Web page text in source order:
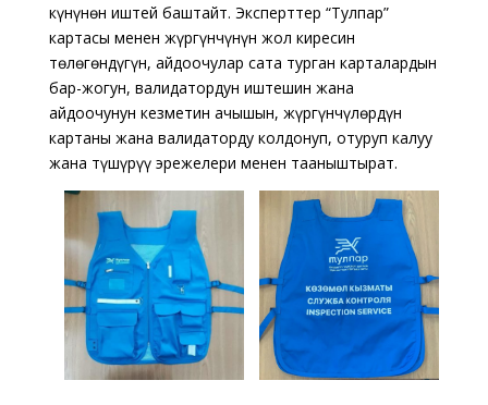
күнүнөн иштей баштайт. Эксперттер “Тулпар”
картасы менен жүргүнчүнүн жол киресин
төлөгөндүгүн, айдоочулар сата турган карталардын
бар-жогун, валидатордун иштешин жана
айдоочунун кезметин ачышын, жүргүнчүлөрдүн
картаны жана валидаторду колдонуп, отуруп калуу
жана түшүрүү эрежелери менен тааныштырат.